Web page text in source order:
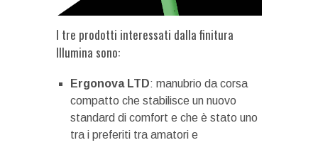
I tre prodotti interessati dalla finitura
Illumina sono:
Ergonova LTD: manubrio da corsa
compatto che stabilisce un nuovo
standard di comfort e che è stato uno
tra i preferiti tra amatori e